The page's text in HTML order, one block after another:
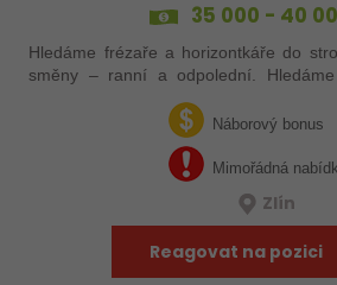
35 000 - 40
Hledáme frézaře a horizontkáře do
směny – ranní a odpolední.
šikovné nováčky, kteří chtějí dělat
zajímavých zakázkách. Zašlete…
Náborový bonus
Mimořádná
Zlín
Reagovat na pozici